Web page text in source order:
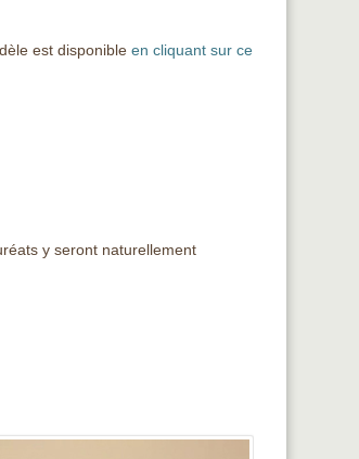
est disponibleen cliquant sur ce
y seront naturellement